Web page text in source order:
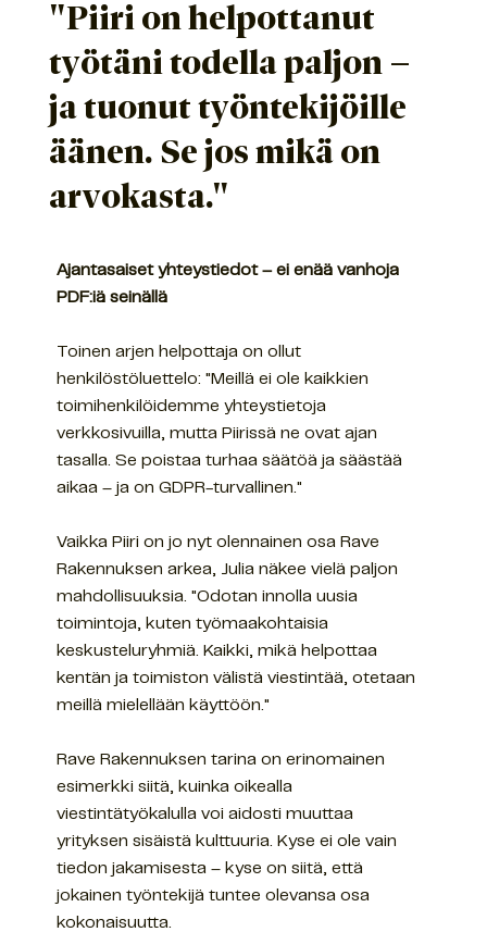
"Piiri on helpottanut
työtäni todella paljon –
ja tuonut työntekijöille
äänen. Se jos mikä on
arvokasta."
​Ajantasaiset yhteystiedot – ei enää vanhoja
PDF:iä seinällä
Toinen arjen helpottaja on ollut
henkilöstöluettelo: "Meillä ei ole kaikkien
toimihenkilöidemme yhteystietoja
verkkosivuilla, mutta Piirissä ne ovat ajan
tasalla. Se poistaa turhaa säätöä ja säästää
aikaa – ja on GDPR-turvallinen."
Vaikka Piiri on jo nyt olennainen osa Rave
Rakennuksen arkea, Julia näkee vielä paljon
mahdollisuuksia. "Odotan innolla uusia
toimintoja, kuten työmaakohtaisia
keskusteluryhmiä. Kaikki, mikä helpottaa
kentän ja toimiston välistä viestintää, otetaan
meillä mielellään käyttöön."
Rave Rakennuksen tarina on erinomainen
esimerkki siitä, kuinka oikealla
viestintätyökalulla voi aidosti muuttaa
yrityksen sisäistä kulttuuria. Kyse ei ole vain
tiedon jakamisesta – kyse on siitä, että
jokainen työntekijä tuntee olevansa osa
kokonaisuutta.